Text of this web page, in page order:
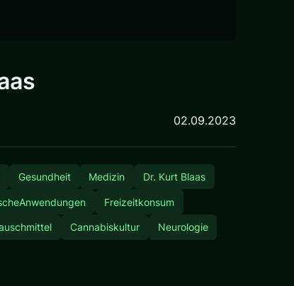
02.09.2023
Gesundheit Medizin Dr. Kurt Blaas
Freizeitkonsum
Cannabiskultur Neurologie